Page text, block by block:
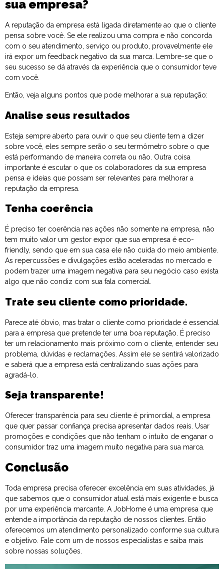
sua empresa?
A reputação da empresa está ligada diretamente ao que o cliente
pensa sobre você. Se ele realizou uma compra e não concorda
com o seu atendimento, serviço ou produto, provavelmente ele
irá expor um feedback negativo da sua marca. Lembre-se que o
seu sucesso se dá através da experiência que o consumidor teve
com você.
Então, veja alguns pontos que pode melhorar a sua reputação:
Analise seus resultados
Esteja sempre aberto para ouvir o que seu cliente tem a dizer
sobre você, eles sempre serão o seu termômetro sobre o que
está performando de maneira correta ou não. Outra coisa
importante é escutar o que os colaboradores da sua empresa
pensa e ideias que possam ser relevantes para melhorar a
reputação da empresa.
Tenha coerência
É preciso ter coerência nas ações não somente na empresa, não
tem muito valor um gestor expor que sua empresa é eco-
friendly, sendo que em sua casa ele não cuida do meio ambiente.
As repercussões e divulgações estão aceleradas no mercado e
podem trazer uma imagem negativa para seu negócio caso exista
algo que não condiz com sua fala comercial.
Trate seu cliente como prioridade.
Parece até óbvio, mas tratar o cliente como prioridade é essencial
para a empresa que pretende ter uma boa reputação. É preciso
ter um relacionamento mais próximo com o cliente, entender seu
problema, dúvidas e reclamações. Assim ele se sentirá valorizado
e saberá que a empresa está centralizando suas ações para
agradá-lo.
Seja transparente!
Oferecer transparência para seu cliente é primordial, a empresa
que quer passar confiança precisa apresentar dados reais. Usar
promoções e condições que não tenham o intuito de enganar o
consumidor traz uma imagem muito negativa para sua marca.
Conclusão
Toda empresa precisa oferecer excelência em suas atividades, já
que sabemos que o consumidor atual está mais exigente e busca
por uma experiência marcante. A JobHome é uma empresa que
entende a importância da reputação de nossos clientes. Então
oferecemos um atendimento personalizado conforme sua cultura
e objetivo. Fale com um de nossos especialistas e saiba mais
sobre nossas soluções.